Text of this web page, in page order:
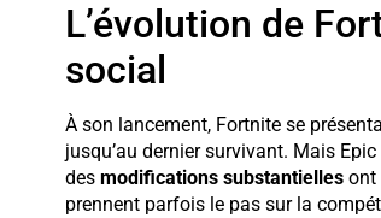
L’évolution de
social
À son lancement, Fortnite se
jusqu’au dernier survivant. Mais
des modifications substantiellesont
prennent parfois le pas sur la